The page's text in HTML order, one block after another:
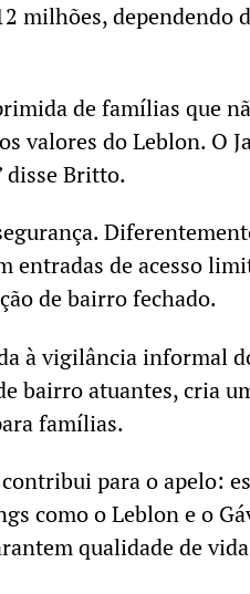
milhões, dependendo
de famílias que
valores do Leblon. O
disse Britto.
entradas de acesso
de bairro fechado.
à vigilância informal
bairro atuantes, cria
famílias.
para o apelo:
como o Leblon e o
qualidade de